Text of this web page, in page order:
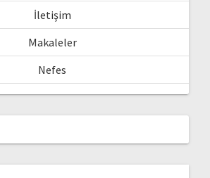
İletişim
Makaleler
Nefes